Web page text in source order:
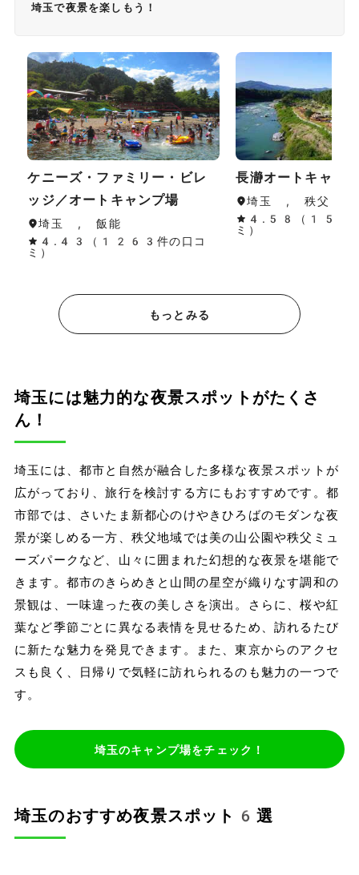
埼玉で夜景を楽しもう！
ケニーズ・ファミリー・ビレ
ッジ／オートキャンプ場
埼玉 , 飯能
4.43（1263件の口コ
ミ）
長瀞オートキャン
埼玉 , 秩父・長
4.58（1545
ミ）
もっとみる
埼玉には魅力的な夜景スポットがたくさ
ん！
埼玉には、都市と自然が融合した多様な夜景スポットが
広がっており、旅行を検討する方にもおすすめです。都
市部では、さいたま新都心のけやきひろばのモダンな夜
景が楽しめる一方、秩父地域では美の山公園や秩父ミュ
ーズパークなど、山々に囲まれた幻想的な夜景を堪能で
きます。都市のきらめきと山間の星空が織りなす調和の
景観は、一味違った夜の美しさを演出。さらに、桜や紅
葉など季節ごとに異なる表情を見せるため、訪れるたび
に新たな魅力を発見できます。また、東京からのアクセ
スも良く、日帰りで気軽に訪れられるのも魅力の一つで
す。
埼玉のキャンプ場をチェック！
埼玉のおすすめ夜景スポット6選